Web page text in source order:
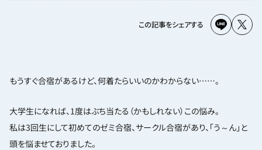
この記事をシェアする
もうすぐ合宿があるけど、何着たらいいのかわからない……。
大学生になれば、1度はぶち当たる（かもしれない）この悩み。
私は3回生にして初めてのゼミ合宿、サークル合宿があり、「う～ん」と
頭を悩ませておりました。